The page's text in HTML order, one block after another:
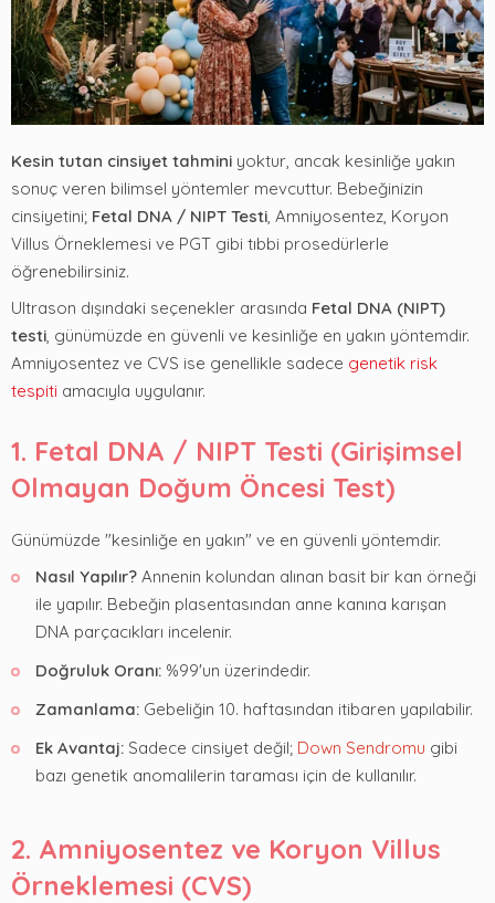
Kesin tutan cinsiyet tahmini yoktur, ancak kesinliğe yakın
sonuç veren bilimsel yöntemler mevcuttur. Bebeğinizin
cinsiyetini; Fetal DNA / NIPT Testi, Amniyosentez, Koryon
Villus Örneklemesi ve PGT gibi tıbbi prosedürlerle
öğrenebilirsiniz.
Ultrason dışındaki seçenekler arasında Fetal DNA (NIPT)
testi, günümüzde en güvenli ve kesinliğe en yakın yöntemdir.
Amniyosentez ve CVS ise genellikle sadece genetik risk
tespiti amacıyla uygulanır.
1. Fetal DNA / NIPT Testi (Girişimsel
Olmayan Doğum Öncesi Test)
Günümüzde "kesinliğe en yakın" ve en güvenli yöntemdir.
Nasıl Yapılır? Annenin kolundan alınan basit bir kan örneği
ile yapılır. Bebeğin plasentasından anne kanına karışan
DNA parçacıkları incelenir.
Doğruluk Oranı: %99'un üzerindedir.
Zamanlama: Gebeliğin 10. haftasından itibaren yapılabilir.
Ek Avantaj: Sadece cinsiyet değil; Down Sendromu gibi
bazı genetik anomalilerin taraması için de kullanılır.
2. Amniyosentez ve Koryon Villus
Örneklemesi (CVS)